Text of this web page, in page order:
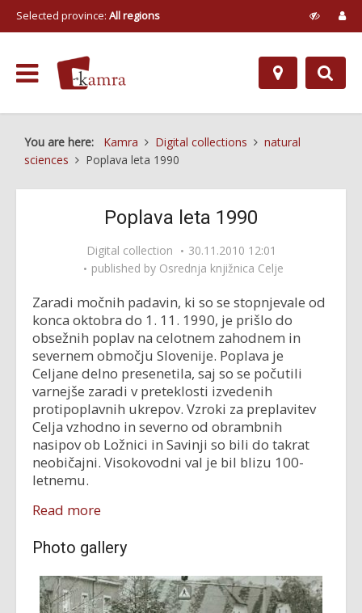
Selected province: All regions
You are here: Kamra Digital collections
natural
sciences
Poplava leta 1990
Poplava leta 1990
Digital collection
30.11.2010 12:01
published by Osrednja knjižnica Celje
Zaradi močnih padavin, ki so se stopnjevale od
konca oktobra do 1. 11. 1990, je prišlo do
obsežnih poplav na celotnem zahodnem in
severnem območju Slovenije. Poplava je
Celjane delno presenetila, saj so se počutili
varnejše zaradi v preteklosti izvedenih
protipoplavnih ukrepov. Vzroki za preplavitev
Celja vzhodno in severno od obrambnih
nasipov ob Ložnici in Savinji so bili do takrat
neobičajni. Visokovodni val je bil blizu 100-
letnemu.
Read more
Photo gallery